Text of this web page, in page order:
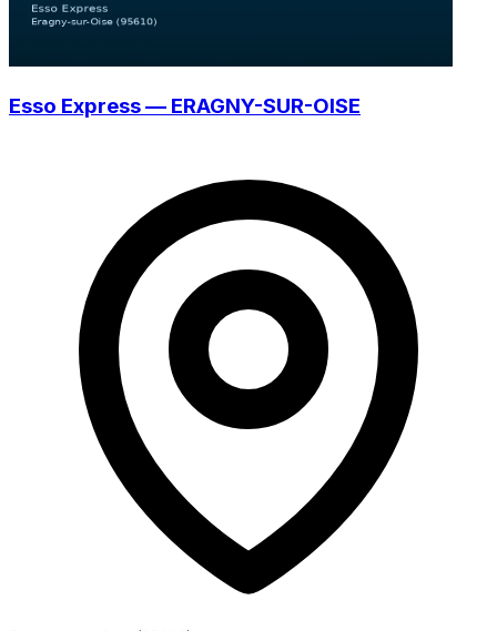
Esso Express — ERAGNY-SUR-OISE